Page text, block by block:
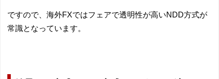
ですので、海外FXではフェアで透明性が高いNDD方式が
常識となっています。